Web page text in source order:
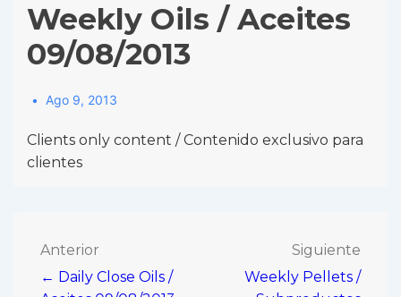
Weekly Oils / Aceites
09/08/2013
Ago 9, 2013
Clients only content / Contenido exclusivo para
clientes
Navegación
de
Anterior
← Daily Close Oils /
Siguiente
Weekly Pellets /